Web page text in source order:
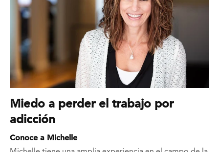
Miedo a perder el trabajo por
adicción
Conoce a Michelle